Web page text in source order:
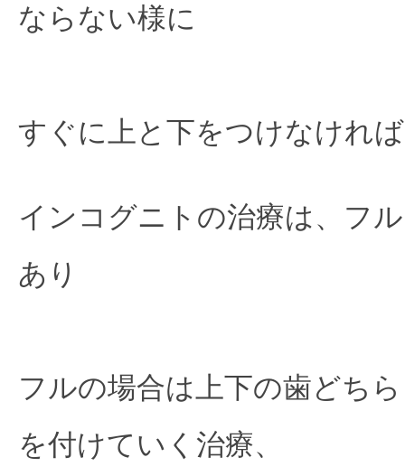
ならない様に
すぐに上と下をつけなけれ
インコグニトの治療は、フ
あり
フルの場合は上下の歯どち
を付けていく治療、